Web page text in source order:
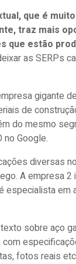
que é
traz mais
que estão
as SERPs
gigante
de
do mesmo
no Google.
diversas
A empresa 2
especialista em
sobre aço
fotos reais